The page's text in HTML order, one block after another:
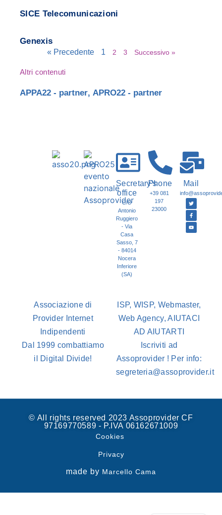
SICE Telecomunicazioni
Genexis
« Precedente 1 2 3 Successivo »
Altri contenuti
APPA22 - partner, APRO22 - partner
Secretary's
office
C/O
Antonio
Ruggiero
- Via
Casa
Sasso, 7
- 84014
Nocera
Inferiore
(SA)
Phone
+39 081
197
23000
Mail
Associazione di
Provider Internet
Indipendenti
Dal 1999 combattiamo
il Digital Divide!
ISP, WISP, Webmaster,
Web Agency, AIUTACI
AD AIUTARTI
Iscriviti ad
Assoprovider ! Per info:
segreteria@assoprovider.it
© All rights reserved 2023 Assoprovider CF
97169770589 - P.IVA 06162671009
Cookies
Privacy
made by Marcello Cama
Spanish